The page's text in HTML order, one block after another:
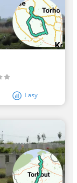
Easy